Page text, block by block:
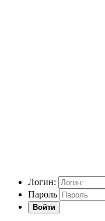
Логин:
Пароль
Войти